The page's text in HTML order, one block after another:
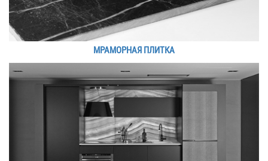
МРАМОРНАЯ ПЛИТКА